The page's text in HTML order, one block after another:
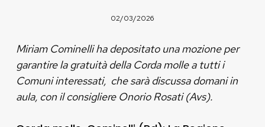
02/03/2026
Miriam Cominelli ha depositato una mozione per
garantire la gratuità della Corda molle a tutti i
Comuni interessati, che sarà discussa domani in
aula, con il consigliere Onorio Rosati (Avs).